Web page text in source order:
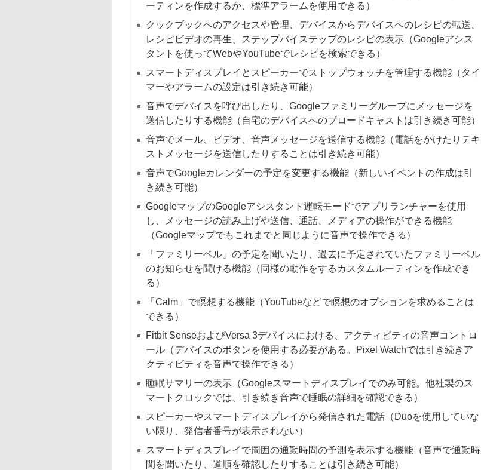
ーティンを作成するか、標準アラームを使用できる）
クックブックへのアクセスや管理、デバイスからデバイスへのレシピの転送、
レシピビデオの再生、ステップバイステップのレシピの表示（Googleアシス
タントを使ってWebやYouTubeでレシピを検索できる）
スマートディスプレイとスピーカーでストップウォッチを管理する機能（タイ
マーやアラームの設定は引き続き可能）
音声でデバイスを呼び出したり、Googleファミリーグループにメッセージを
送信したりする機能（自宅のデバイスへのブロードキャストは引き続き可能）
音声でメール、ビデオ、音声メッセージを送信する機能（電話をかけたりテキ
ストメッセージを送信したりすることは引き続き可能）
音声でGoogleカレンダーの予定を変更する機能（新しいイベントの作成は引
き続き可能）
GoogleマップのGoogleアシスタント運転モードでアプリランチャーを使用
し、メッセージの読み上げや送信、通話、メディアの操作ができる機能
（Googleマップでもこれまでと同じように音声で操作できる）
「ファミリーベル」の予定を聞いたり、過去に予定されていたファミリーベル
のお知らせを聞ける機能（同様の動作をするカスタムルーティンを作成でき
る）
「Calm」で瞑想する機能（YouTubeなどで瞑想のオプションを求めることは
できる）
Fitbit SenseおよびVersa 3デバイスにおける、アクティビティの音声コントロ
ール（デバイスのボタンを使用する必要がある。Pixel Watchでは引き続きア
クティビティを音声で操作できる）
睡眠サマリーの表示（Googleスマートディスプレイでのみ可能。他社製のス
マートクロックでは、引き続き音声で睡眠の詳細を確認できる）
スピーカーやスマートディスプレイから発信された電話（Duoを使用していな
い限り、発信者番号が表示されない）
スマートディスプレイで周囲の通勤時間の予測を表示する機能（音声で通勤時
間を聞いたり、道順を確認したりすることは引き続き可能）